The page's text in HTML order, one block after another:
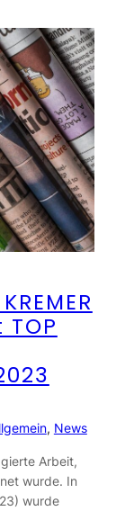
TOP
, News
Arbeit,
wurde. In
wurde